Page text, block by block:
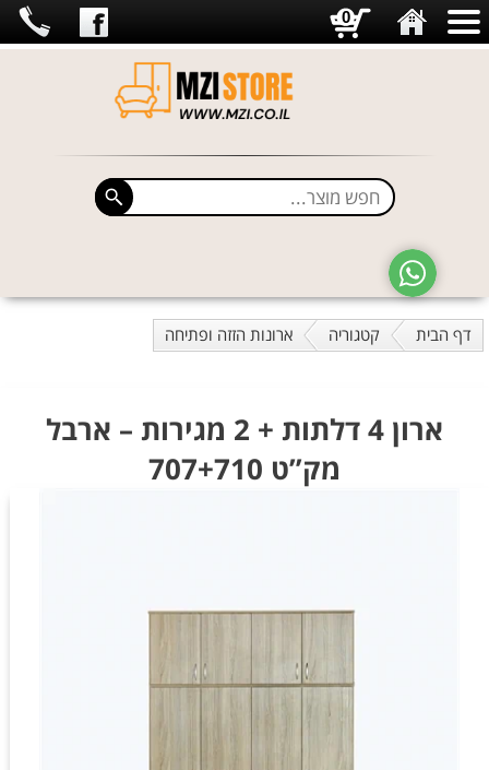
דף הבית קטגוריה ארונות הזזה ופתיחה
ארון 4 דלתות + 2 מגירות – ארבל
מק”ט 707+710
0